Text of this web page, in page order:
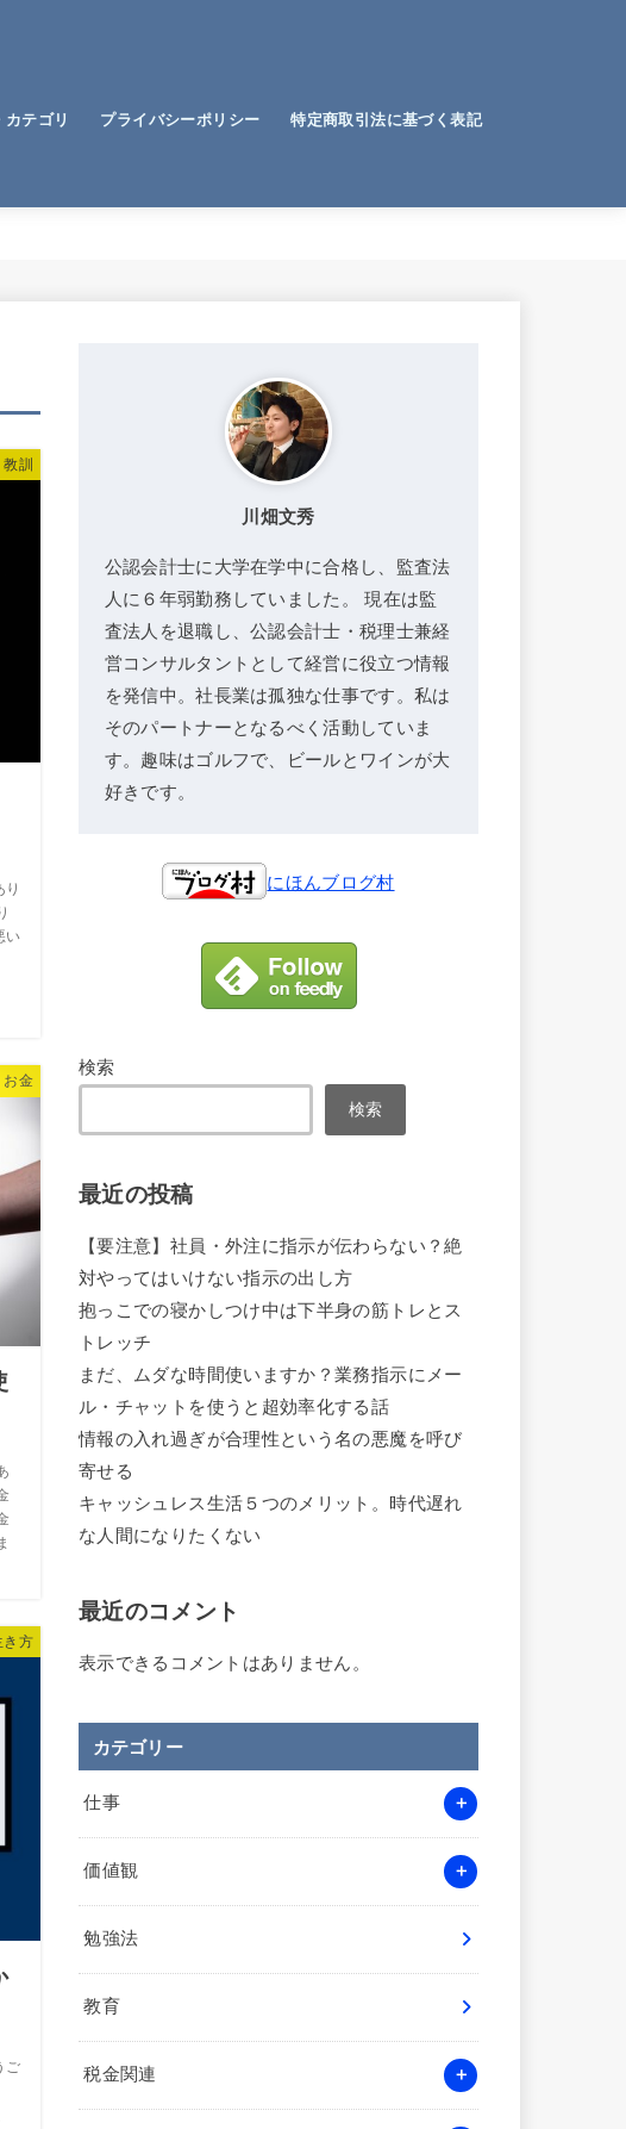
テゴリ プライバシーポリシー 特定商取引法に基づく表記
教訓
り
い
お金
き方
ご
川畑文秀
公認会計士に大学在学中に合格し、監査法
人に６年弱勤務していました。 現在は監
査法人を退職し、公認会計士・税理士兼経
営コンサルタントとして経営に役立つ情報
を発信中。社長業は孤独な仕事です。私は
そのパートナーとなるべく活動していま
す。趣味はゴルフで、ビールとワインが大
好きです。
にほんブログ村
検索
検索
最近の投稿
【要注意】社員・外注に指示が伝わらない？絶
対やってはいけない指示の出し方
抱っこでの寝かしつけ中は下半身の筋トレとス
トレッチ
まだ、ムダな時間使いますか？業務指示にメー
ル・チャットを使うと超効率化する話
情報の入れ過ぎが合理性という名の悪魔を呼び
寄せる
キャッシュレス生活５つのメリット。時代遅れ
な人間になりたくない
最近のコメント
表示できるコメントはありません。
カテゴリー
仕事
価値観
勉強法
教育
税金関連